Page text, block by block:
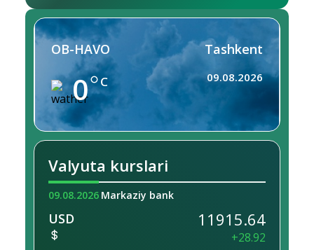
OB-HAVO
0 C
Tashkent
09.08.2026
Valyuta kurslari
09.08.2026 Markaziy bank
USD 11915.64
+28.92